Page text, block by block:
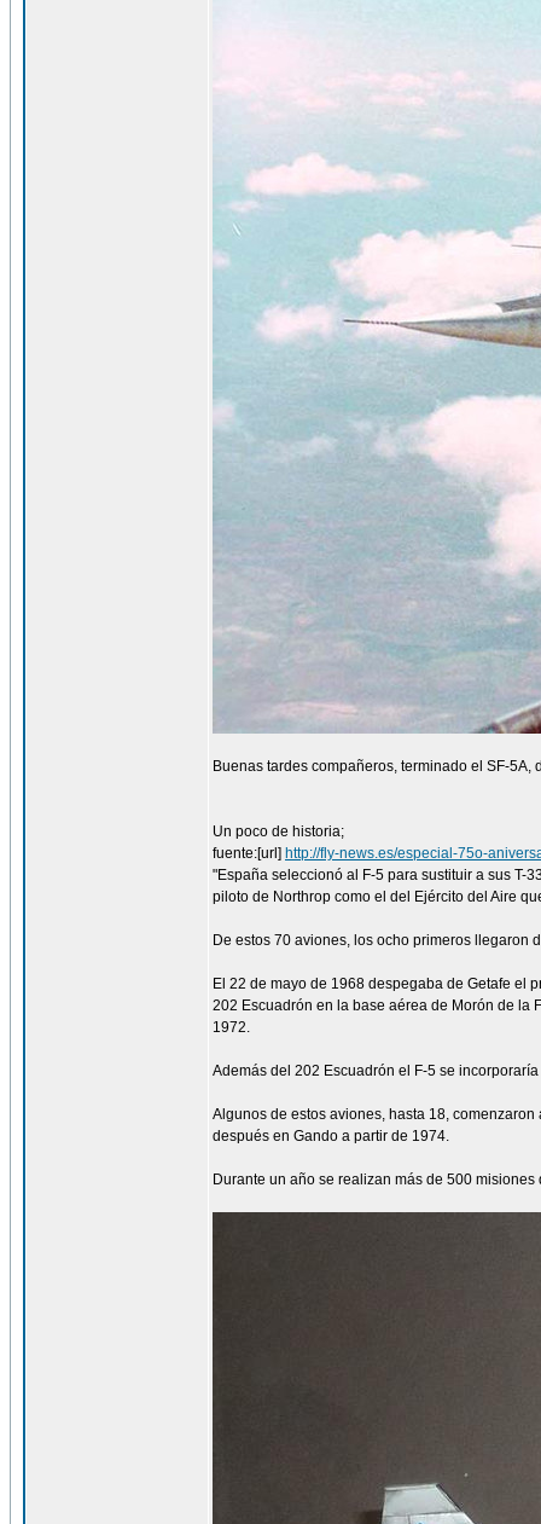
Buenas tardes compañeros, terminado el SF-5A,
Un poco de historia;
fuente:[url] http://fly-news.es/especial-75o-
"España seleccionó al F-5 para sustituir a sus T-
piloto de Northrop como el del Ejército del Aire
De estos 70 aviones, los ocho primeros llegaron
El 22 de mayo de 1968 despegaba de Getafe el
202 Escuadrón en la base aérea de Morón de la
1972.
Además del 202 Escuadrón el F-5 se
Algunos de estos aviones, hasta 18,
después en Gando a partir de 1974.
Durante un año se realizan más de 500